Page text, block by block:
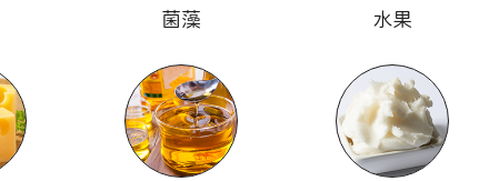
菌藻 水果